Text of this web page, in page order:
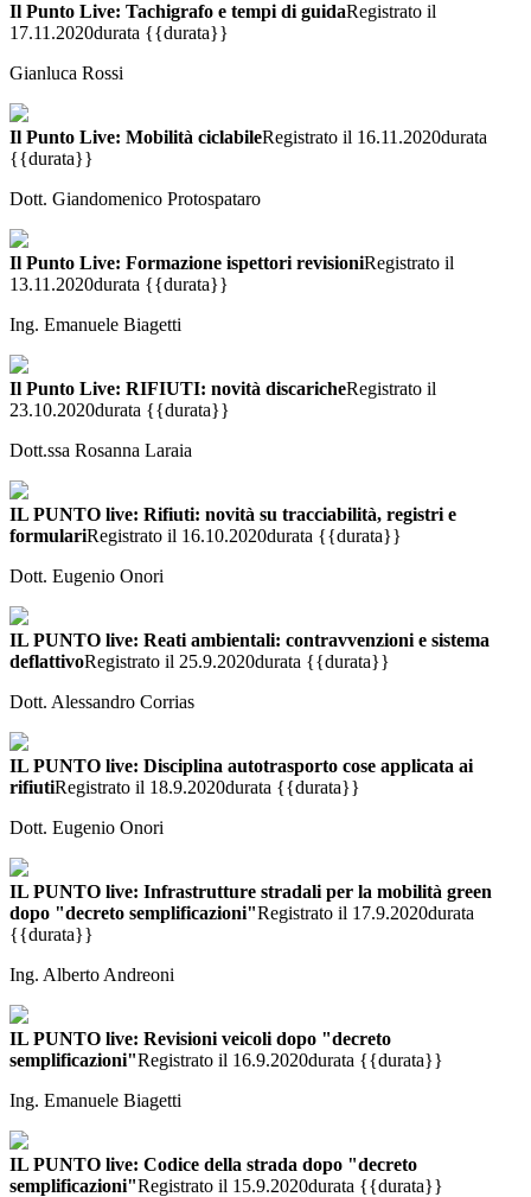
Il Punto Live: Tachigrafo e tempi di guidaRegistrato il
17.11.2020durata {{durata}}
Gianluca Rossi
Il Punto Live: Mobilità ciclabileRegistrato il 16.11.2020durata
{{durata}}
Dott. Giandomenico Protospataro
Il Punto Live: Formazione ispettori revisioniRegistrato il
13.11.2020durata {{durata}}
Ing. Emanuele Biagetti
Il Punto Live: RIFIUTI: novità discaricheRegistrato il
23.10.2020durata {{durata}}
Dott.ssa Rosanna Laraia
IL PUNTO live: Rifiuti: novità su tracciabilità, registri e
formulariRegistrato il 16.10.2020durata {{durata}}
Dott. Eugenio Onori
IL PUNTO live: Reati ambientali: contravvenzioni e sistema
deflattivoRegistrato il 25.9.2020durata {{durata}}
Dott. Alessandro Corrias
IL PUNTO live: Disciplina autotrasporto cose applicata ai
rifiutiRegistrato il 18.9.2020durata {{durata}}
Dott. Eugenio Onori
IL PUNTO live: Infrastrutture stradali per la mobilità green
dopo "decreto semplificazioni"Registrato il 17.9.2020durata
{{durata}}
Ing. Alberto Andreoni
IL PUNTO live: Revisioni veicoli dopo "decreto
semplificazioni"Registrato il 16.9.2020durata {{durata}}
Ing. Emanuele Biagetti
IL PUNTO live: Codice della strada dopo "decreto
semplificazioni"Registrato il 15.9.2020durata {{durata}}